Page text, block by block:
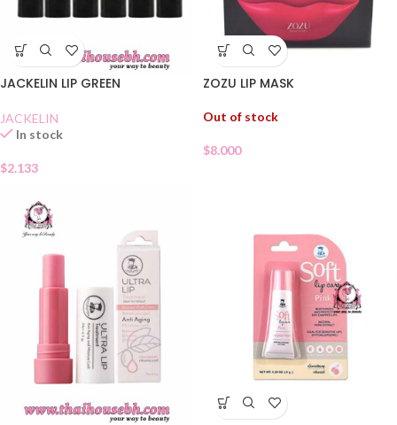
JACKELIN LIP GREEN
JACKELIN
In stock
$2.133
ZOZU LIP MASK
Out of stock
$8.000